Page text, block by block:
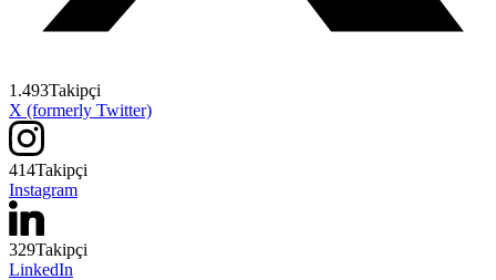
1.493Takipçi
X (formerly Twitter)
414Takipçi
Instagram
329Takipçi
LinkedIn